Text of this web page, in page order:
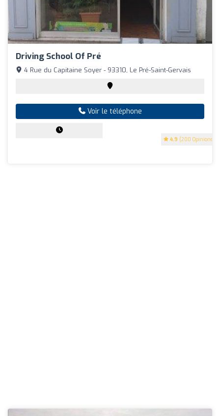
Driving School Of Pré
4.9 (200 Opinions)
4 Rue du Capitaine Soyer - 93310, Le Pré-Saint-Gervais
Voir le téléphone